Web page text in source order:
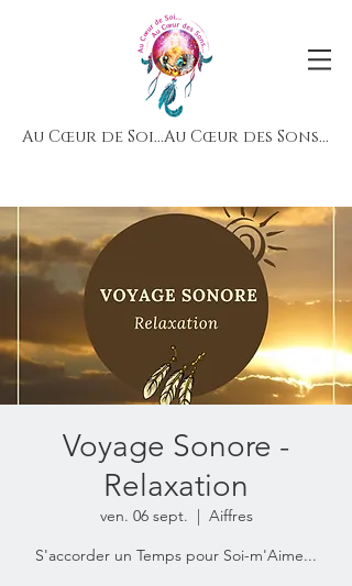
Au Cœur de Soi...Au Cœur des Sons...
Voyage Sonore -
Relaxation
ven. 06 sept.
  |
Aiffres
S'accorder un Temps pour Soi-m'Aime...